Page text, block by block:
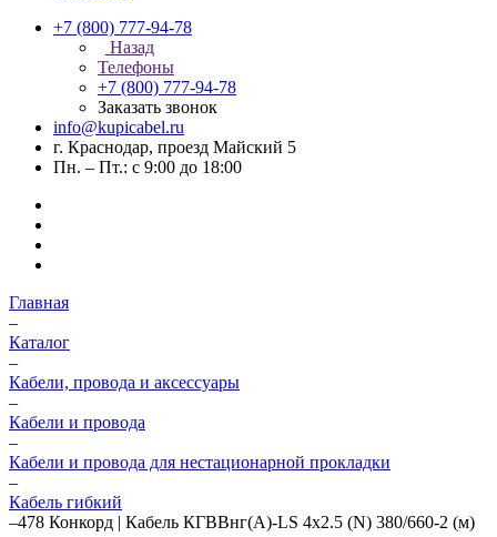
+7 (800) 777-94-78
Назад
Телефоны
+7 (800) 777-94-78
Заказать звонок
info@kupicabel.ru
г. Краснодар, проезд Майский 5
Пн. – Пт.: с 9:00 до 18:00
Главная
–
Каталог
–
Кабели, провода и аксессуары
–
Кабели и провода
–
Кабели и провода для нестационарной прокладки
–
Кабель гибкий
–478 Конкорд | Кабель КГВВнг(А)-LS 4х2.5 (N) 380/660-2 (м)